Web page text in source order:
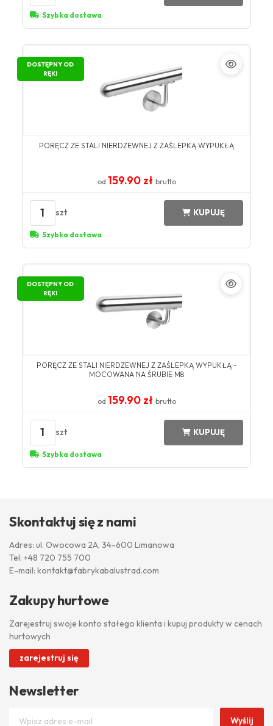
Szybka dostawa
DOSTĘPNY OD
RĘKI
PORĘCZ ZE STALI NIERDZEWNEJ Z ZAŚLEPKĄ WYPUKŁĄ
od 159.90 zł brutto
1 szt KUPUJĘ
Szybka dostawa
DOSTĘPNY OD
RĘKI
PORĘCZ ZE STALI NIERDZEWNEJ Z ZAŚLEPKĄ WYPUKŁĄ -
MOCOWANA NA ŚRUBIE M8
od 159.90 zł brutto
1 szt KUPUJĘ
Szybka dostawa
Skontaktuj się z nami
Adres: ul. Owocowa 2A, 34-600 Limanowa
Tel: +48 720 755 700
E-mail: kontakt@fabrykabalustrad.com
Zakupy hurtowe
Zarejestruj swoje konto stałego klienta i kupuj produkty w cenach
hurtowych
zarejestruj się
Newsletter
Wyślij